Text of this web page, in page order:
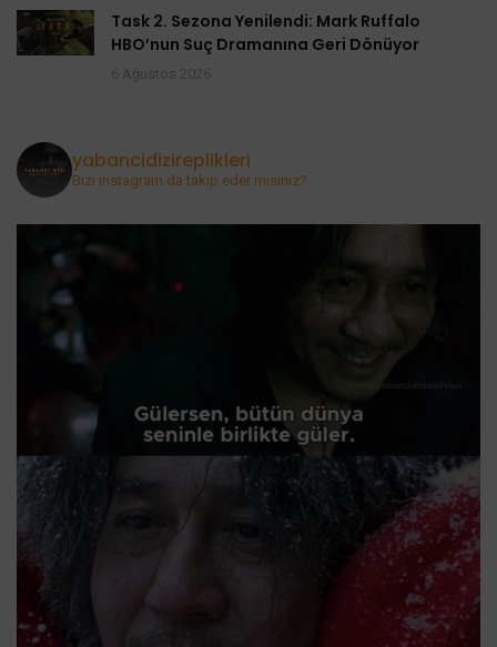
Task 2. Sezona Yenilendi: Mark Ruffalo
HBO’nun Suç Dramanına Geri Dönüyor
yabancidizireplikleri
Bizi instagram da takip eder misiniz?